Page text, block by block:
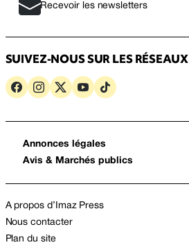
Recevoir les newsletters
SUIVEZ-NOUS SUR LES RÉSEAUX
Annonces légales
Avis & Marchés publics
A propos d’Imaz Press
Nous contacter
Plan du site